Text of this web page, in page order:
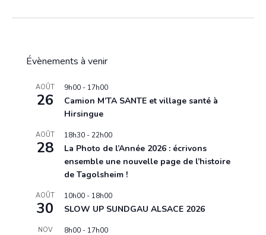
Évènements à venir
AOÛT
26
9h00 - 17h00
Camion M’TA SANTE et village santé à
Hirsingue
AOÛT
28
18h30 -22h00
La Photo de l’Année 2026 : écrivons
ensemble une nouvelle page de l’histoire
de Tagolsheim !
AOÛT
30
10h00 - 18h00
SLOW UP SUNDGAU ALSACE 2026
NOV 8h00 - 17h00